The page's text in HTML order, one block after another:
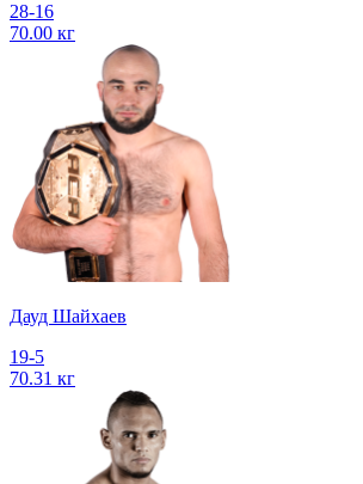
28-16
70.00 кг
Дауд Шайхаев
19-5
70.31 кг